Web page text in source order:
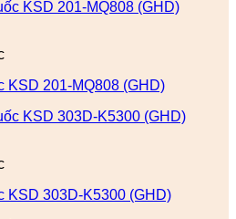
KSD 201-MQ808 (GHD)
KSD 303D-K5300 (GHD)